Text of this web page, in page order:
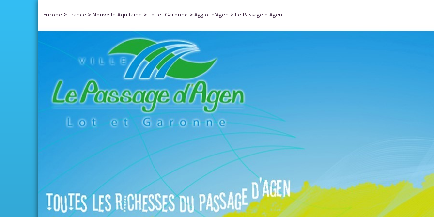
Europe > France > Nouvelle Aquitaine > Lot et Garonne > Agglo. d'Agen > Le Passage d Agen